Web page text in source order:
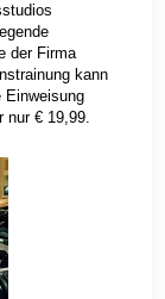
der Firma
kann
Einweisung
nur € 19,99.